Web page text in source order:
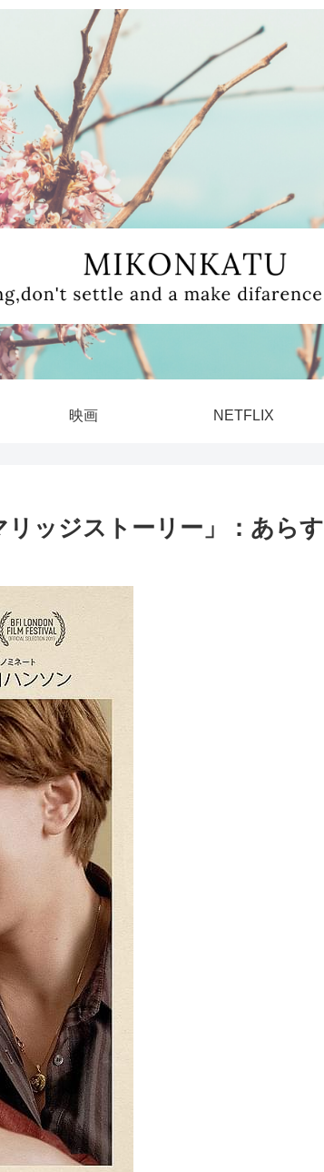
映画 NETFLIX
ッジストーリー」：あらす